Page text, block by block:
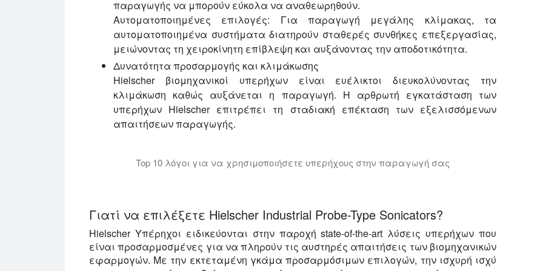
παραγωγής να μπορούν εύκολα να αναθεωρηθούν.
Αυτοματοποιημένες επιλογές: Για παραγωγή μεγάλης κλίμακας, τα
αυτοματοποιημένα συστήματα διατηρούν σταθερές συνθήκες επεξεργασίας,
μειώνοντας τη χειροκίνητη επίβλεψη και αυξάνοντας την αποδοτικότητα.
Δυνατότητα προσαρμογής και κλιμάκωσης
Hielscher βιομηχανικοί υπερήχων είναι ευέλικτοι διευκολύνοντας την
κλιμάκωση καθώς αυξάνεται η παραγωγή. Η αρθρωτή εγκατάσταση των
υπερήχων Hielscher επιτρέπει τη σταδιακή επέκταση των εξελισσόμενων
απαιτήσεων παραγωγής.
Top 10 λόγοι για να χρησιμοποιήσετε υπερήχους στην παραγωγή σας
Γιατί να επιλέξετε Hielscher Industrial Probe-Type Sonicators?
Hielscher Υπέρηχοι ειδικεύονται στην παροχή state-of-the-art λύσεις υπερήχων που
είναι προσαρμοσμένες για να πληρούν τις αυστηρές απαιτήσεις των βιομηχανικών
εφαρμογών. Με την εκτεταμένη γκάμα προσαρμόσιμων επιλογών, την ισχυρή ισχύ